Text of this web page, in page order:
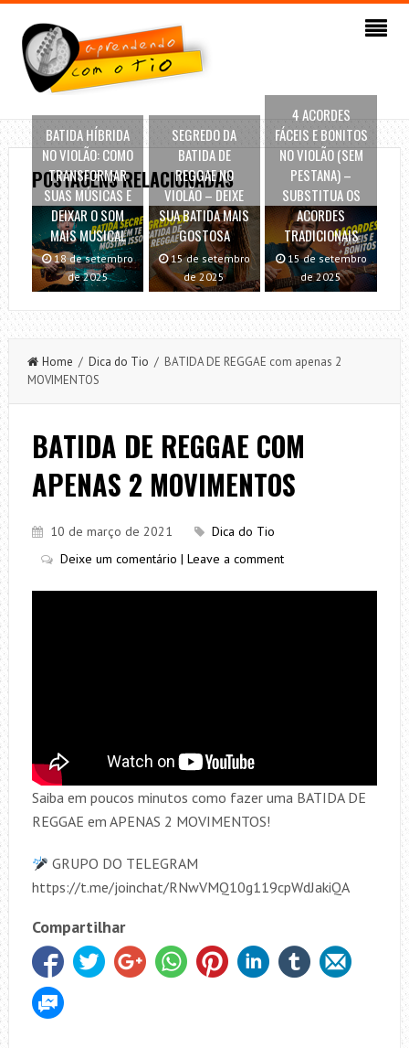
POSTAGENS RELACIONADAS
BATIDA HÍBRIDA
NO VIOLÃO: COMO
TRANSFORMAR
SUAS MÚSICAS E
DEIXAR O SOM
MAIS MUSICAL
18 de setembro
de 2025
SEGREDO DA
BATIDA DE
REGGAE NO
VIOLÃO – DEIXE
SUA BATIDA MAIS
GOSTOSA
15 de setembro
de 2025
4 ACORDES
FÁCEIS E BONITOS
NO VIOLÃO (SEM
PESTANA) –
SUBSTITUA OS
ACORDES
TRADICIONAIS
15 de setembro
de 2025
Home / Dica do Tio / BATIDA DE REGGAE com apenas 2
MOVIMENTOS
BATIDA DE REGGAE COM
APENAS 2 MOVIMENTOS
10 de março de 2021
Dica do Tio
Deixe um comentário | Leave a comment
Saiba em poucos minutos como fazer uma BATIDA DE
REGGAE em APENAS 2 MOVIMENTOS!
GRUPO DO TELEGRAM
https://t.me/joinchat/RNwVMQ10g119cpWdJakiQA
Compartilhar